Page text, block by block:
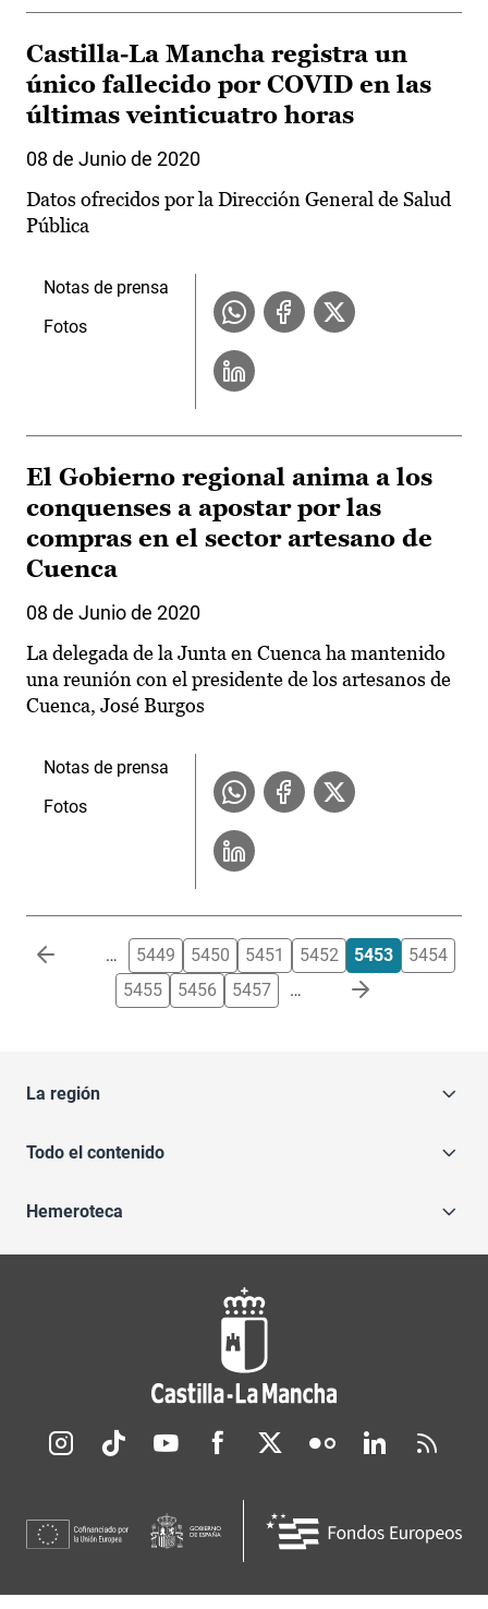
Castilla-La Mancha registra un
único fallecido por COVID en las
últimas veinticuatro horas
08 de Junio de 2020
Datos ofrecidos por la Dirección General de Salud
Pública
Notas de prensa
Fotos
El Gobierno regional anima a los
conquenses a apostar por las
compras en el sector artesano de
Cuenca
08 de Junio de 2020
La delegada de la Junta en Cuenca ha mantenido
una reunión con el presidente de los artesanos de
Cuenca, José Burgos
Notas de prensa
Fotos
Paginación … 5449 5450 5451 5452 5453
5454
5455
5456 5457 …
La región
Todo el contenido
Hemeroteca
Redes sociales JCCM